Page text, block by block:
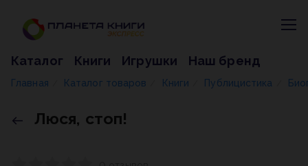
Каталог Книги Игрушки Наш бренд
Главная Каталог товаров Книги Публицистика
Люся, стоп!